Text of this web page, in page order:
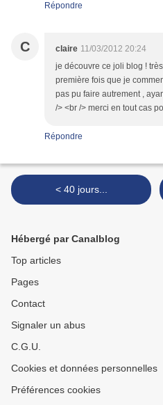
Répondre
C claire 11/03/2012 20:24
je découvre ce joli blog !
première fois que je
pas pu faire autrement ,
/> <br /> merci en tout cas
Répondre
< 40 jours...
Hébergé par Canalblog
Top articles
Pages
Contact
Signaler un abus
C.G.U.
Cookies et données personnelles
Préférences cookies